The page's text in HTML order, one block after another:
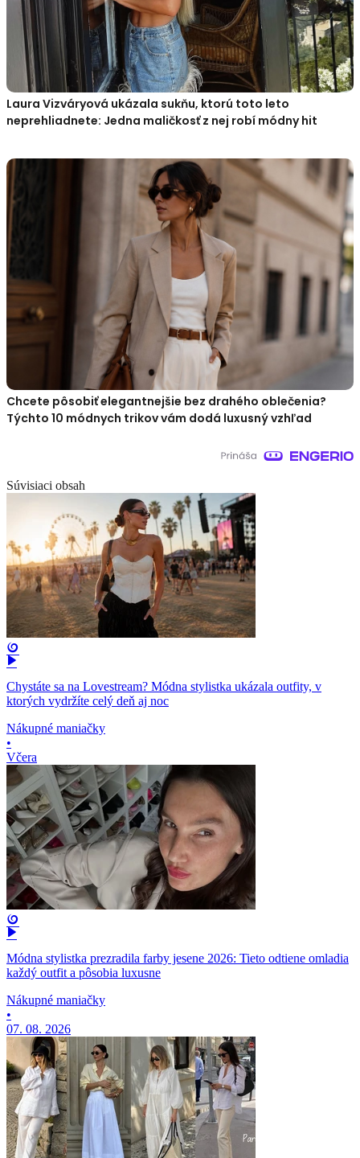
Laura Vizváryová ukázala sukňu, ktorú toto leto
neprehliadnete: Jedna maličkosť z nej robí módny hit
Chcete pôsobiť elegantnejšie bez drahého oblečenia?
Týchto 10 módnych trikov vám dodá luxusný vzhľad
Súvisiaci obsah
Chystáte sa na Lovestream? Módna stylistka ukázala outfity, v
ktorých vydržíte celý deň aj noc
Nákupné maniačky
•
Včera
Módna stylistka prezradila farby jesene 2026: Tieto odtiene omladia
každý outfit a pôsobia luxusne
Nákupné maniačky
•
07. 08. 2026